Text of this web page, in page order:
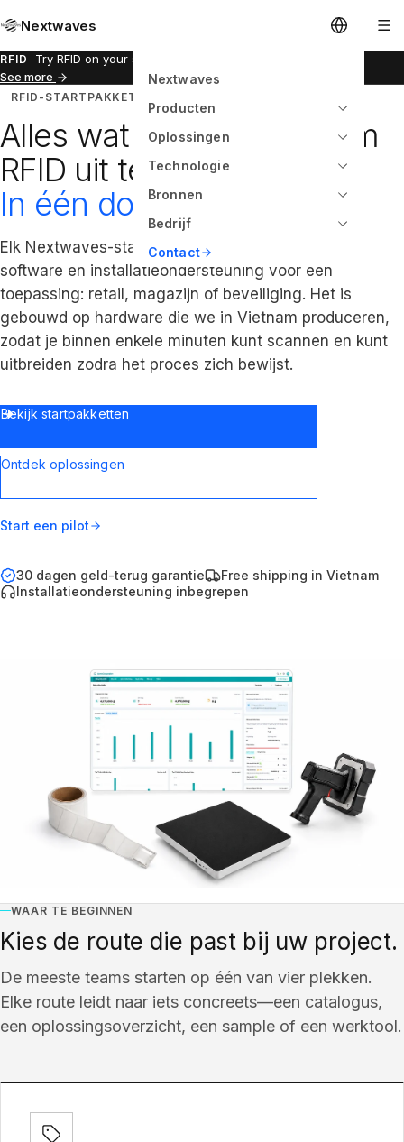
Nextwaves
Nextwaves
Producten
Oplossingen
Technologie
Bronnen
Bedrijf
Contact
RFID
Try RFID on your store in 1 days.
See more
RFID-STARTPAKKETTEN · VIETNAM
Alles wat je nodig hebt om
RFID uit te rollen.
In één doos.
Elk Nextwaves-startpakket bevat de reader, tags,
software en installatieondersteuning voor één
toepassing: retail, magazijn of beveiliging. Het is
gebouwd op hardware die we in Vietnam produceren,
zodat je binnen enkele minuten kunt scannen en kunt
uitbreiden zodra het proces zich bewijst.
Bekijk startpakketten
Ontdek oplossingen
Start een pilot
30 dagen geld-terug garantie
Free shipping in Vietnam
Installatieondersteuning inbegrepen
WAAR TE BEGINNEN
Kies de route die past bij uw project.
De meeste teams starten op één van vier plekken.
Elke route leidt naar iets concreets—een catalogus,
een oplossingsoverzicht, een sample of een werktool.